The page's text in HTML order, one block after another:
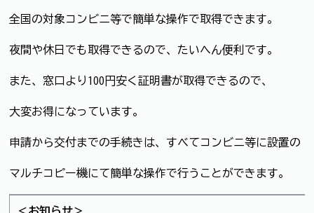
全国の対象コンビニ等で簡単な操作で取得できます。
夜間や休日でも取得できるので、たいへん便利です。
また、窓口より100円安く証明書が取得できるので、
大変お得になっています。
申請から交付までの手続きは、すべてコンビニ等に設置の
マルチコピー機にて簡単な操作で行うことができます。
＜お知らせ＞